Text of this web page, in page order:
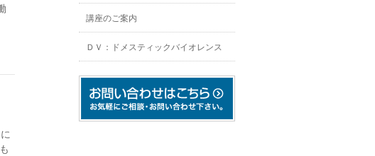
講座のご案内
ＤＶ：ドメスティックバイオレンス